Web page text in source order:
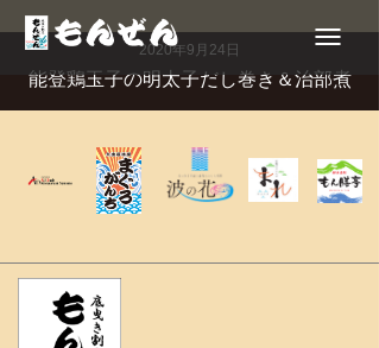
Toggle
navigation
2020年9月24日
能登鶏玉子の明太子だし巻き＆治部煮